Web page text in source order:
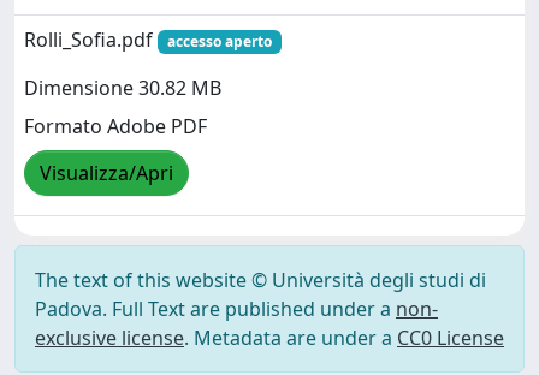
Rolli_Sofia.pdf
accesso aperto
Dimensione 30.82 MB
Formato Adobe PDF
Visualizza/Apri
The text of this website © Università degli studi di
Padova. Full Text are published under a non-
exclusive license. Metadata are under a CC0 License